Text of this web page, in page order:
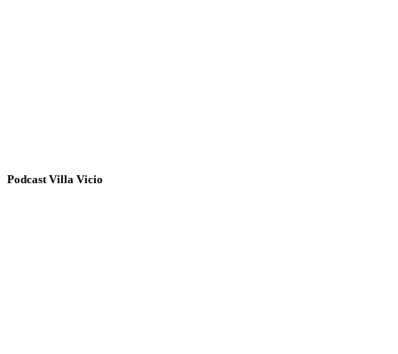
Podcast Villa Vicio